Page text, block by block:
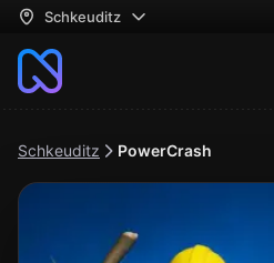
Schkeuditz
Schkeuditz PowerCrash